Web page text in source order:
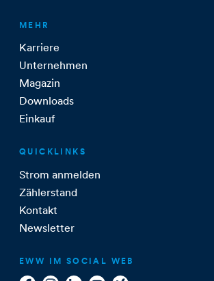
MEHR
Karriere
Unternehmen
Magazin
Downloads
Einkauf
QUICKLINKS
Strom anmelden
Zählerstand
Kontakt
Newsletter
EWW IM SOCIAL WEB